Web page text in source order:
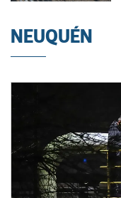
NEUQUÉN